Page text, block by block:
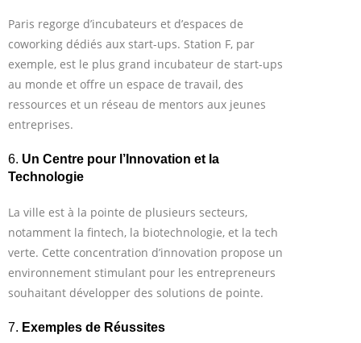
Paris regorge d’incubateurs et d’espaces de
coworking dédiés aux start-ups. Station F, par
exemple, est le plus grand incubateur de start-ups
au monde et offre un espace de travail, des
ressources et un réseau de mentors aux jeunes
entreprises.
6. Un Centre pour l’Innovation et la
Technologie
La ville est à la pointe de plusieurs secteurs,
notamment la fintech, la biotechnologie, et la tech
verte. Cette concentration d’innovation propose un
environnement stimulant pour les entrepreneurs
souhaitant développer des solutions de pointe.
7. Exemples de Réussites